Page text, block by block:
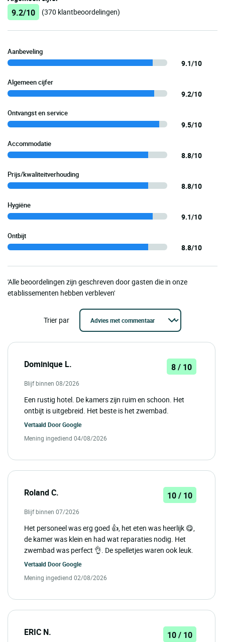
9.2/10 (370 klantbeoordelingen)
Aanbeveling
9.1/10
Algemeen cijfer
9.2/10
Ontvangst en service
9.5/10
Accommodatie
8.8/10
Prijs/kwaliteitverhouding
8.8/10
Hygiëne
9.1/10
Ontbijt
8.8/10
'Alle beoordelingen zijn geschreven door gasten die in onze
etablissementen hebben verbleven'
Trier par
Dominique L. 8 / 10
Blijf binnen 08/2026
Een rustig hotel. De kamers zijn ruim en schoon. Het
ontbijt is uitgebreid. Het beste is het zwembad.
Vertaald DoorGoogle
Mening ingediend 04/08/2026
Roland C. 10 / 10
Blijf binnen 07/2026
Het personeel was erg goed 👍, het eten was heerlijk 😋,
de kamer was klein en had wat reparaties nodig. Het
zwembad was perfect 👌. De spelletjes waren ook leuk.
Vertaald DoorGoogle
Mening ingediend 02/08/2026
ERIC N. 10 / 10